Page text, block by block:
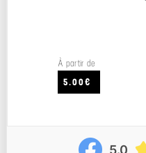
À partir de
5.00€